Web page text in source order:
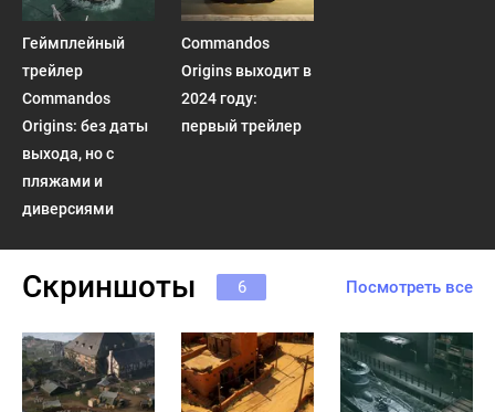
Геймплейный
трейлер
Commandos
Origins: без даты
выхода, но с
пляжами и
диверсиями
Commandos
Origins выходит в
2024 году:
первый трейлер
Скриншоты 6 Посмотреть все